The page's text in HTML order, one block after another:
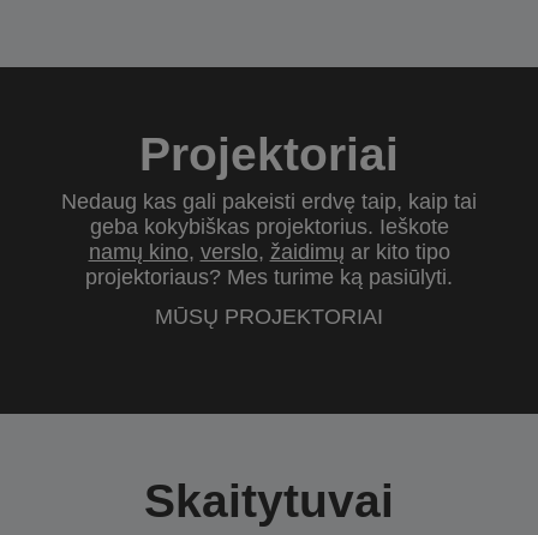
Projektoriai
Nedaug kas gali pakeisti erdvę taip, kaip tai
geba kokybiškas projektorius. Ieškote
namų kino, verslo, žaidimų ar kito tipo
projektoriaus? Mes turime ką pasiūlyti.
MŪSŲ PROJEKTORIAI
Skaitytuvai